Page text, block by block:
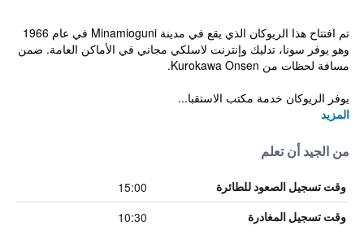
تم افتتاح هذا الريوكان الذي يقع في مدينة Minamioguni في عام 1966
وهو يوفر سونا، تدليك وإنترنت لاسلكي مجاني في الأماكن العامة. ضمن
مسافة لحظات من Kurokawa Onsen.
يوفر الريوكان خدمة مكتب الاستقبا...
المزيد
من الجيد أن تعلم
وقت تسجيل الصعود للطائرة 15:00
وقت تسجيل المغادرة 10:30